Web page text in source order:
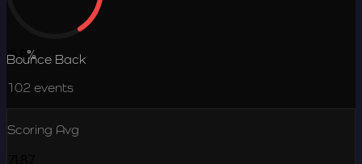
15.8%
Bounce Back
102 events
Scoring Avg